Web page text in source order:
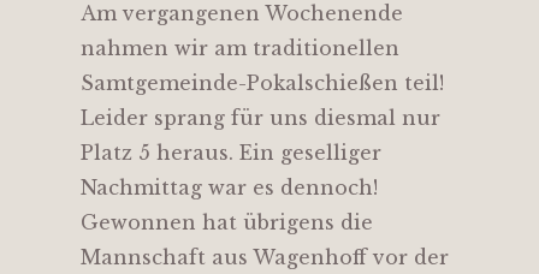
Am vergangenen Wochenende
nahmen wir am traditionellen
Samtgemeinde-Pokalschießen teil!
Leider sprang für uns diesmal nur
Platz 5 heraus. Ein geselliger
Nachmittag war es dennoch!
Gewonnen hat übrigens die
Mannschaft aus Wagenhoff vor der